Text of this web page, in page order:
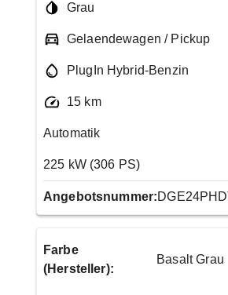
Grau
Gelaendewagen / Pickup
PlugIn Hybrid-Benzin
15 km
Automatik
225 kW (306 PS)
Angebotsnummer:
Farbe
(Hersteller):
Basalt Grau